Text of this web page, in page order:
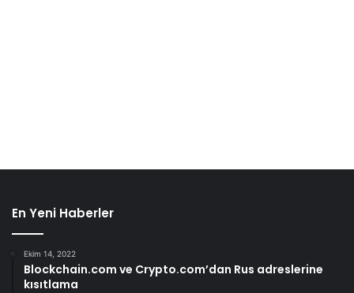
En Yeni Haberler
Ekim 14, 2022
Blockchain.com ve Crypto.com’dan Rus adreslerine
kısıtlama